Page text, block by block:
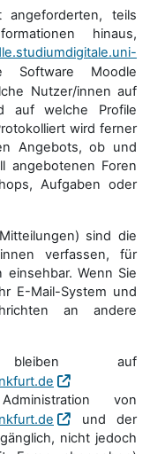
teils
hinaus,
Software Moodle
Nutzer/innen auf
auf welche Profile
wird ferner
Angebots, ob und
angebotenen Foren
Aufgaben oder
sind die
verfassen, für
einsehbar. Wenn Sie
E-Mail-System und
an andere
bleiben auf
von
und der
nicht jedoch